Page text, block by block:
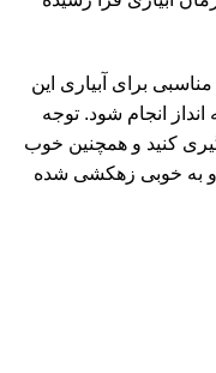
هفته میزان مناسبی برای آبیاری این
انجام شود. توجه
کنید و همچنین خوب
و به خوبی زهکشی شده